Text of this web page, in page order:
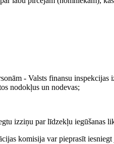
- Valsts finansu inspekcijas
nodokļus un nodevas;
izziņu par līdzekļu iegūšanas
komisija var pieprasīt